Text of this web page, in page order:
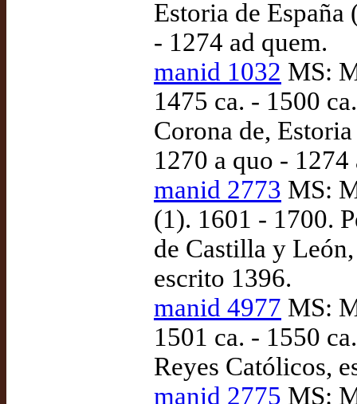
Estoria de
- 1274 ad quem.
manid 1032 MS:
1475 ca. - 1500
Corona de,
1270 a quo - 1274
manid 2773 MS:
(1). 1601 - 1700.
de Castilla y
escrito 1396.
manid 4977 MS:
1501 ca. - 1550
Reyes Católicos,
manid 2775 MS: